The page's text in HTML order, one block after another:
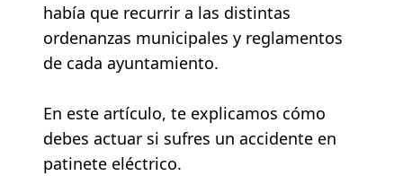
había que recurrir a las distintas
ordenanzas municipales y reglamentos
de cada ayuntamiento.
En este artículo, te explicamos cómo
debes actuar si sufres un accidente en
patinete eléctrico.